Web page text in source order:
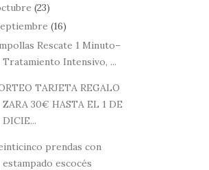
(23)
(16)
Rescate 1 Minuto–
Tratamiento Intensivo, ...
TARJETA REGALO
ZARA 30€ HASTA EL 1 DE
DICIE...
prendas con
estampado escocés